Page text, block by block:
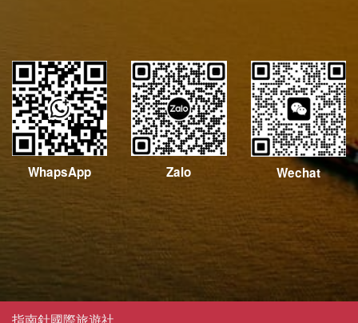
WhapsApp Zalo Wechat
指南針國際旅遊社